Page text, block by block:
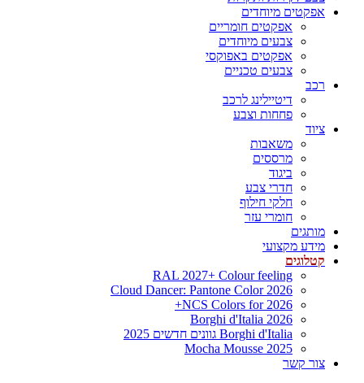
אפקטים מיוחדים
אפקטים חומריים
צבעים מיוחדים
אפקטים באפוקסי
צבעים טכניים
רכב
דיטיילינג לרכב
פחחות וצבע
ציוד
משאבות
מרססים
ביגוד
חדרי צבע
חלקי חילוף
חומרי עזר
מותגים
מידע מקצועי
קטלוגים
RAL 2027+ Colour feeling
Cloud Dancer: Pantone Color 2026
NCS Colors for 2026+
Borghi d'Italia 2026
Borghi d'Italia גוונים חדשים 2025
Mocha Mousse 2025
צור קשר